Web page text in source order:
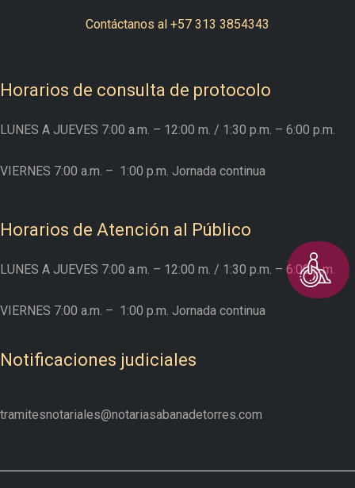
Contáctanos al +57 313 3854343
Horarios de consulta de protocolo
LUNES A JUEVES 7:00 a.m. – 12:00 m. / 1:30 p.m. – 6:00 p.m.
VIERNES 7:00 a.m. – 1:00 p.m. Jornada continua
Horarios de Atención al Público
LUNES A JUEVES 7:00 a.m. – 12:00 m. / 1:30 p.m. – 6:00 p.m.
VIERNES 7:00 a.m. – 1:00 p.m. Jornada continua
Notificaciones judiciales
tramitesnotariales@notariasabanadetorres.com